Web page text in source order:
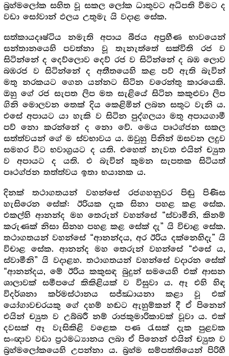
බ්‍ර‍හ්මලෝක සහිත වූ සකල ලෝක ධාතුවට අධිපති වීමට ද
වඩා සෝවාන් ඵලය උතුමැ යි වදාළ සේක.
සත්කායදෘෂ්ටිය නමැති අපාය බීජය අප්‍ර‍හීණ භාවයෙන්
සන්තානයෙහි පවත්නා වූ තැනැත්තේ සක්විති රජ ව
සිටින්නේ ද දෙව්ලොව දෙව් රජ ව සිටින්නේ ද බඹ ලොව
බඹරජ ව සිටින්නේ ද අතීතයෙහි කළ පව් ඇති බැවින්
මතු නරකයට ගෙන යන්නට සිටින වරෙන්තු කාරයෙකි.
ඔහු ගේ රජ සැපත ලිප මත සැළියේ සිටින කකුළුවා ලිප
ගිනි මොලවන තෙක් දිය කෙළිමින් ලබන සතුට වැනි ය.
එසේ අපායට යා හැකි ව සිටින පුද්ගලයා මතු අපායගාමී
පව් නො කරන්නේ ද නො වේ. මෙය පෘථග්ජන සකල
සත්ත්වයන් ගේ ම ස්වභාවය ය. ඔවුහු පිනින් ඔසවන ලදුව
සමහර විට භවාග්‍ර‍යට ද යති. එහෙත් නැවත එයින් ච්‍යුත
ව අපායට ද යති. එ බැවින් කුමන සැපතක සිටියත්
පෘථග්ජන තත්ත්වය ඉතා භයානක ය.
දිනක් තථාගතයන් වහන්සේ රජගහනුවර පිඬු පිණිස
හැසිරෙන සේක්: ඊරියක දැක සිනා පහළ කළ සේක.
එකල්හි ආනන්ද මහ තෙරුන් වහන්සේ “ස්වාමීනි, කිනම්
කරුණක් නිසා සිනහ පහළ කළ සේක් දැ” යි විචාළ සේක.
තථාගතයන් වහන්සේ “ආනන්දය, අර ඊරිය දක්නෙහිදැ” යි
විචාළ සේක. ආනන්ද මහ තෙරුන් වහන්සේ “එසේ ය,
ස්වාමීනි” යි වදාළහ. තථාගතයන් වහන්සේ වදාරන සේක්
“ආනන්දය, මේ ඊරිය කකුසඳ බුදුන් සමයෙහි එක් ආසන
ශාලාවක් සමීපයේ කිකිළියක් ව විසුවා ය. ඈ එහි හිඳ
විදර්ශනා කර්මස්ථානය සජ්ඣායනා කළා වූ එක්
යෝගාවචරයකු ගේ දහම් හඬට ඇහුම්කන් දී ඒ පිනෙන්
එයින් ච්‍යුත ව උබ්බරී නම් රාජකුමාරිකාවක් වූවා ය. එක්
දවසක් ඈ වැසිකිළි වළෙක පණ රැසක් දැක පුළවක
සංඥාව වඩා ප්‍ර‍ථමධ්‍යානය ලබා ඒ පිනෙන් එයින් ච්‍යුත ව
බ්‍ර‍හ්මලෝකයෙහි උපන්නා ය. බ්‍ර‍හ්ම සම්පත්තියෙන් පිරිහී